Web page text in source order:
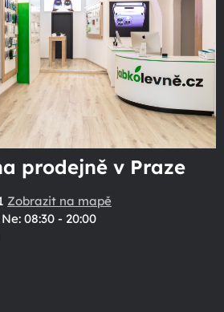
prodejně v Praze
Zobrazit na mapě
08:30 - 20:00